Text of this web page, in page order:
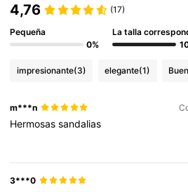
4,76 (17)
Pequeña
0%
La talla
impresionante(3) elegante(1)
m***n
Hermosassandalias
3***0